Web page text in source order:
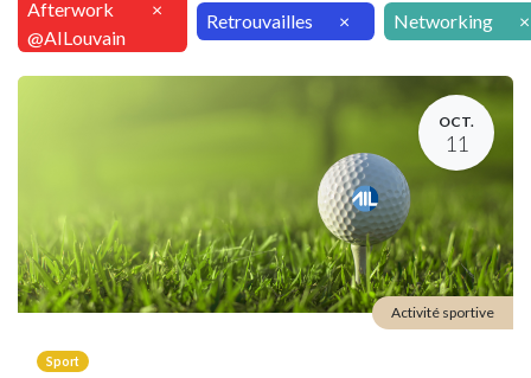
Afterwork
@AILouvain
×
Retrouvailles × Networking ×
OCT.
11
Sport
Activité sportive